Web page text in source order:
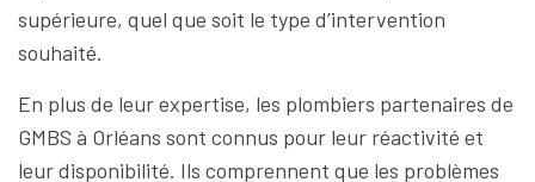
supérieure, quel que soit le type d’intervention
souhaité.
En plus de leur expertise, les plombiers partenaires de
GMBS à Orléans sont connus pour leur réactivité et
leur disponibilité. Ils comprennent que les problèmes